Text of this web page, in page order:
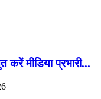
मीडिया प्रभारी...